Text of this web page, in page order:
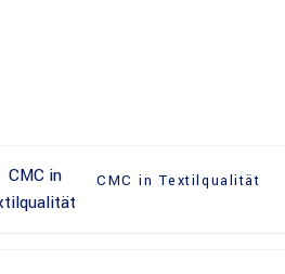
CMC in Textilqualität